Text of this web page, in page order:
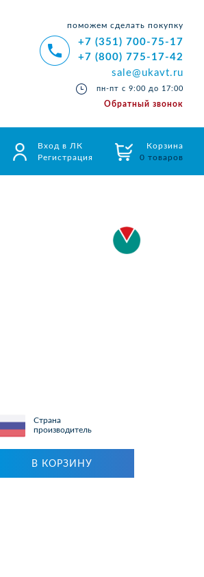
поможем сделать покупку
+7 (351) 700-75-17
+7 (800) 775-17-42
sale@ukavt.ru
пн-пт с 9:00 до 17:00
Обратный звонок
Вход в ЛК
Регистрация
Корзина
0 товаров
Страна
производитель
В КОРЗИНУ